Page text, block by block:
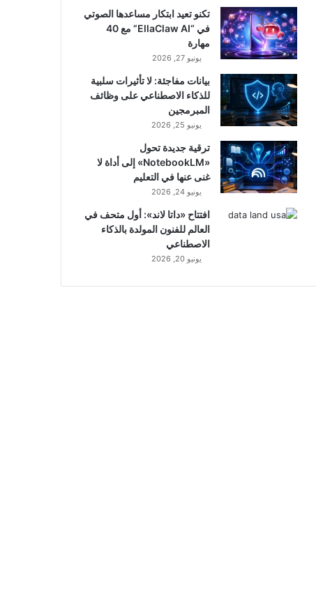
تكنو تعيد ابتكار مساعدها الصوتي
في “EllaClaw AI” مع 40
مهارة
يونيو 27, 2026
بيانات مفاجئة: لا تأثيرات سلبية
للذكاء الاصطناعي على وظائف
المبرمجين
يونيو 25, 2026
ترقية جديدة تحول
«NotebookLM» إلى أداة لا
غنى عنها في التعليم
يونيو 24, 2026
افتتاح «داتا لاند»: أول متحف في
العالم للفنون المولدة بالذكاء
الاصطناعي
يونيو 20, 2026